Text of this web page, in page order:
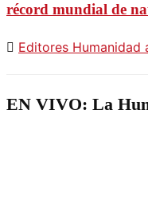
récord mundial de
Editores Humanidad
EN VIVO: La